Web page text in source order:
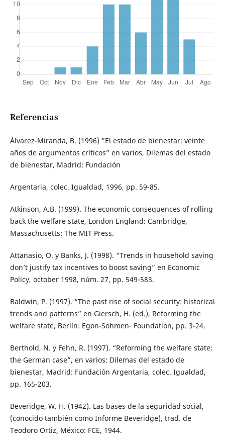
Referencias
Álvarez-Miranda, B. (1996) ”El estado de bienestar: veinte
años de argumentos críticos” en varios, Dilemas del estado
de bienestar, Madrid: Fundación
Argentaria, colec. Igualdad, 1996, pp. 59-85.
Atkinson, A.B. (1999). The economic consequences of rolling
back the welfare state, London England: Cambridge,
Massachusetts: The MIT Press.
Attanasio, O. y Banks, J. (1998). “Trends in household saving
don’t justify tax incentives to boost saving” en Economic
Policy, october 1998, núm. 27, pp. 549-583.
Baldwin, P. (1997). “The past rise of social security: historical
trends and patterns” en Giersch, H. (ed.), Reforming the
welfare state, Berlín: Egon-Sohmen- Foundation, pp. 3-24.
Berthold, N. y Fehn, R. (1997). “Reforming the welfare state:
the German case”, en varios: Dilemas del estado de
bienestar, Madrid: Fundación Argentaria, colec. Igualdad,
pp. 165-203.
Beveridge, W. H. (1942). Las bases de la seguridad social,
(conocido también como Informe Beveridge), trad. de
Teodoro Ortiz, México: FCE, 1944.